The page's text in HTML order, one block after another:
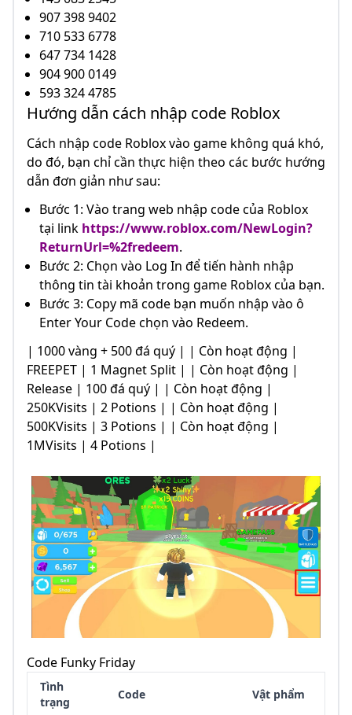
907 398 9402
710 533 6778
647 734 1428
904 900 0149
593 324 4785
Hướng dẫn cách nhập code Roblox
Cách nhập code Roblox vào game không quá khó,
do đó, bạn chỉ cần thực hiện theo các bước hướng
dẫn đơn giản như sau:
Bước 1: Vào trang web nhập code của Roblox
tại link https://www.roblox.com/NewLogin?
ReturnUrl=%2fredeem.
Bước 2: Chọn vào Log In để tiến hành nhập
thông tin tài khoản trong game Roblox của bạn.
Bước 3: Copy mã code bạn muốn nhập vào ô
Enter Your Code chọn vào Redeem.
| 1000 vàng + 500 đá quý | | Còn hoạt động |
FREEPET | 1 Magnet Split | | Còn hoạt động |
Release | 100 đá quý | | Còn hoạt động |
250KVisits | 2 Potions | | Còn hoạt động |
500KVisits | 3 Potions | | Còn hoạt động |
1MVisits | 4 Potions |
Code Funky Friday
Tình
trạng
Code Vật phẩm